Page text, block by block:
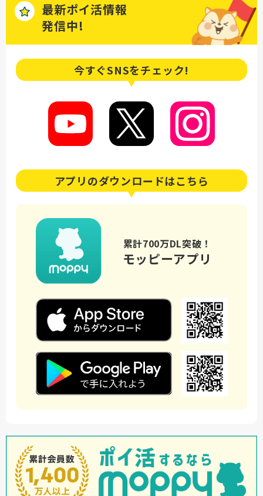
最新ポイ活情報
発信中!
今すぐSNSをチェック!
アプリのダウンロードはこちら
累計700万DL突破！
モッピーアプリ